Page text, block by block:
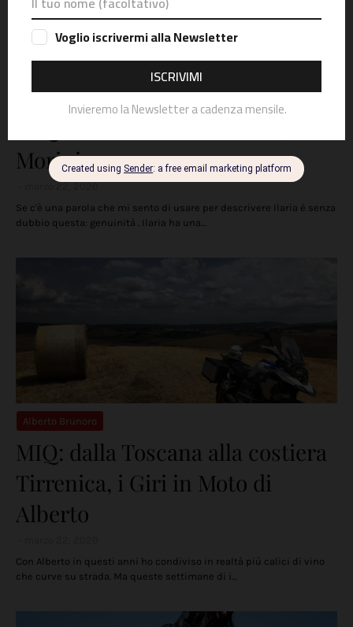
Morini
Se c'è una parola che mi sento di usare per descrivere Ilaria è senza
dubbio questa: genuinità . Ilaria ha una…
Alberto Brunoro
MIQ: dalla Toscana alla costiera
Tirrenica, i Giri in Moto di
Alberto
Con Alberto in questi anni ho condiviso in realtà più calici di vino
che curve su strada. Ma queste settimane di i…